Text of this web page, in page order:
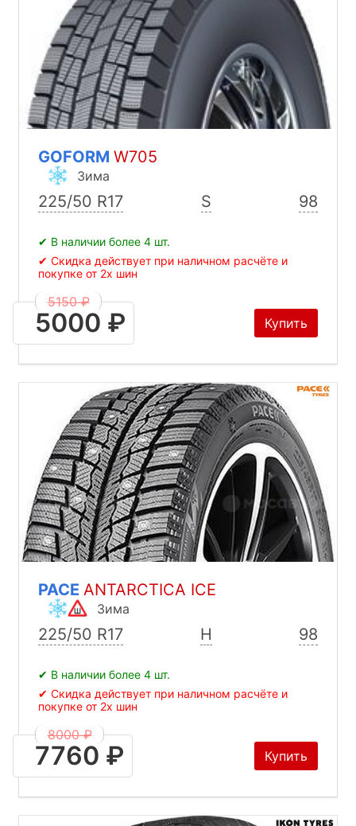
GOFORM W705
Зима
225/50 R17 S 98
✔ В наличии более 4 шт.
✔ Скидка действует при наличном расчёте и
покупке от 2х шин
5150 ₽
5000 ₽ Купить
PACE ANTARCTICA ICE
Зима
225/50 R17 H 98
✔ В наличии более 4 шт.
✔ Скидка действует при наличном расчёте и
покупке от 2х шин
8000 ₽
7760 ₽ Купить